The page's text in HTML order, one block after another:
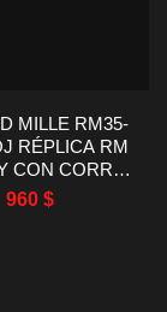
MILLE RM35-
RÉPLICA RM
CON CORREA
DE
ROJO
960 $